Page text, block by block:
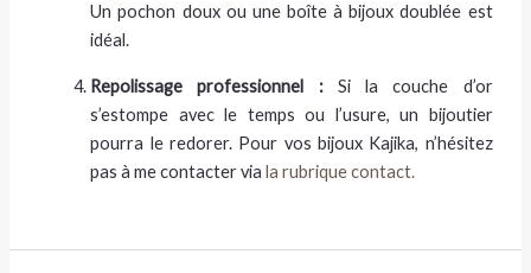
Un pochon doux ou une boîte à bijoux doublée est
idéal.
Repolissage professionnel :Si la couche d’or
s’estompe avec le temps ou l’usure, un bijoutier
pourra le redorer. Pour vos bijoux Kajika, n’hésitez
pas à me contacter viala rubrique contact.